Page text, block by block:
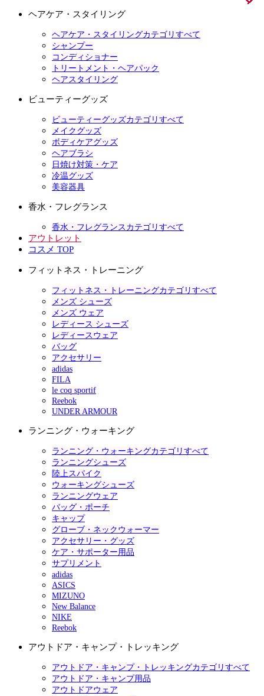
ヘアケア・スタイリング
ヘアケア・スタイリングカテゴリすべて
シャンプー
コンディショナー
トリートメント・ヘアパック
ヘアスタイリング
ビューティーグッズ
ビューティーグッズカテゴリすべて
メイクグッズ
ボディケアグッズ
ヘアブラシ
日焼け対策・ケア
冷温グッズ
美容器具
香水・フレグランス
香水・フレグランスカテゴリすべて
アウトレット
コスメ TOP
フィットネス・トレーニング
フィットネス・トレーニングカテゴリすべて
メンズ シューズ
メンズ ウェア
レディース シューズ
レディースウェア
バッグ
アクセサリー
adidas
FILA
le coq sportif
Reebok
UNDER ARMOUR
ランニング・ウォーキング
ランニング・ウォーキングカテゴリすべて
ランニングシューズ
陸上スパイク
ウォーキングシューズ
ランニングウェア
バッグ・ポーチ
キャップ
グローブ・ネックウォーマー
アクセサリー・グッズ
ケア・サポーター用品
サプリメント
adidas
ASICS
MIZUNO
New Balance
NIKE
Reebok
アウトドア・キャンプ・トレッキング
アウトドア・キャンプ・トレッキングカテゴリすべて
アウトドア・キャンプ用品
アウトドアウェア